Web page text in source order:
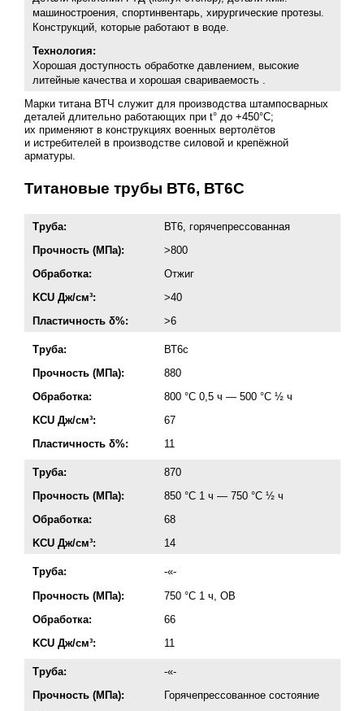
машиностроения, спортинвентарь, хирургические протезы.
Конструкций, которые работают в воде.
Технология:
Хорошая доступность обработке давлением, высокие
литейные качества и хорошая свариваемость .
Марки титана ВТЧ служит для производства штампосварных
деталей длительно работающих при t° до +450°С;
их применяют в конструкциях военных вертолётов
и истребителей в производстве силовой и крепёжной
арматуры.
Титановые трубы ВТ6, ВТ6С
Труба:
ВТ6, горячепрессованная
Прочность (МПа):
>800
Обработка:
Отжиг
KCU Дж/см³:
>40
Пластичность δ%:
>6
Труба:
ВТ6с
Прочность (МПа):
880
Обработка:
800 °C 0,5 ч — 500 °C ½ ч
KCU Дж/см³:
67
Пластичность δ%:
11
Труба:
870
Прочность (МПа):
850 °C 1 ч — 750 °C ½ ч
Обработка:
68
KCU Дж/см³:
14
Труба:
-«-
Прочность (МПа):
750 °C 1 ч, ОВ
Обработка:
66
KCU Дж/см³:
11
Труба:
-«-
Прочность (МПа):
Горячепрессованное состояние